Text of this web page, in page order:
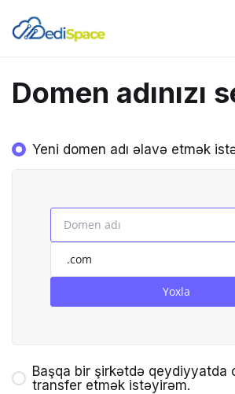
Domen adınızı
Yeni domen adı əlavə etmək
Yoxla
Başqa bir şirkətdə qeydiyyatda
transfer etmək istəyirəm.